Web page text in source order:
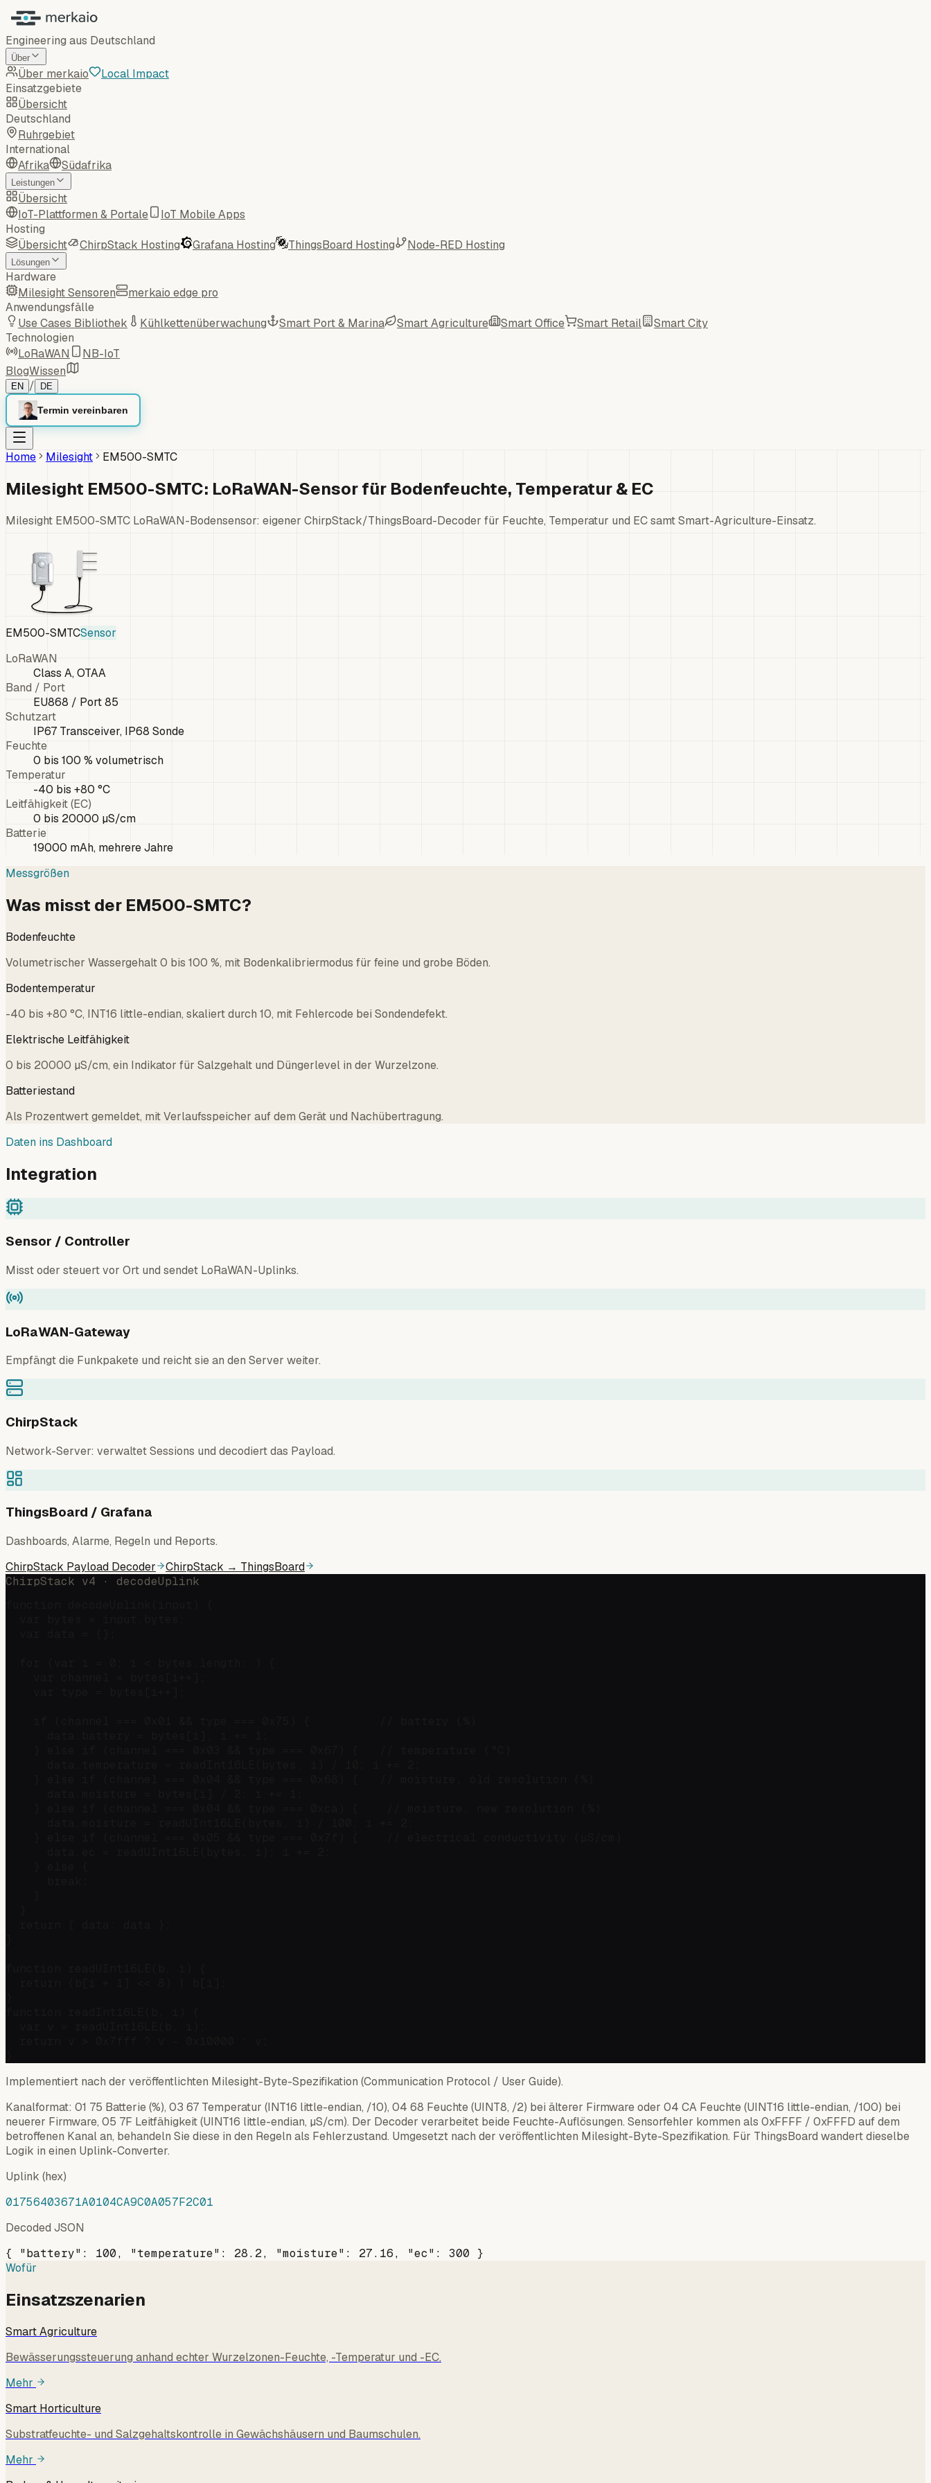
Engineering aus Deutschland
Über
Über merkaio
Local Impact
Einsatzgebiete
Übersicht
Deutschland
Ruhrgebiet
International
Afrika
Südafrika
Leistungen
Übersicht
IoT-Plattformen & Portale
IoT Mobile Apps
Hosting
Übersicht
ChirpStack Hosting Grafana Hosting ThingsBoard Hosting Node-RED Hosting
Lösungen
Hardware
Milesight Sensoren
merkaio edge pro
Anwendungsfälle
Use Cases Bibliothek
Kühlkettenüberwachung Smart Port & Marina Smart Agriculture Smart Office Smart Retail
Smart City
Technologien
LoRaWAN
NB-IoT
BlogWissen
EN / DE
Termin vereinbaren
Home Milesight EM500-SMTC
Milesight EM500-SMTC: LoRaWAN-Sensor für Bodenfeuchte, Temperatur & EC
Milesight EM500-SMTC LoRaWAN-Bodensensor: eigener ChirpStack/ThingsBoard-Decoder für Feuchte, Temperatur und EC samt Smart-Agriculture-Einsatz.
EM500-SMTCSensor
LoRaWAN
Class A, OTAA
Band / Port
EU868 / Port 85
Schutzart
IP67 Transceiver, IP68 Sonde
Feuchte
0 bis 100 % volumetrisch
Temperatur
-40 bis +80 °C
Leitfähigkeit (EC)
0 bis 20000 µS/cm
Batterie
19000 mAh, mehrere Jahre
Messgrößen
Was misst der EM500-SMTC?
Bodenfeuchte
Volumetrischer Wassergehalt 0 bis 100 %, mit Bodenkalibriermodus für feine und grobe Böden.
Bodentemperatur
-40 bis +80 °C, INT16 little-endian, skaliert durch 10, mit Fehlercode bei Sondendefekt.
Elektrische Leitfähigkeit
0 bis 20000 µS/cm, ein Indikator für Salzgehalt und Düngerlevel in der Wurzelzone.
Batteriestand
Als Prozentwert gemeldet, mit Verlaufsspeicher auf dem Gerät und Nachübertragung.
Daten ins Dashboard
Integration
Sensor / Controller
Misst oder steuert vor Ort und sendet LoRaWAN-Uplinks.
LoRaWAN-Gateway
Empfängt die Funkpakete und reicht sie an den Server weiter.
ChirpStack
Network-Server: verwaltet Sessions und decodiert das Payload.
ThingsBoard / Grafana
Dashboards, Alarme, Regeln und Reports.
ChirpStack Payload Decoder
ChirpStack → ThingsBoard
ChirpStack v4 · decodeUplink
Implementiert nach der veröffentlichten Milesight-Byte-Spezifikation (Communication Protocol / User Guide).
Kanalformat: 01 75 Batterie (%), 03 67 Temperatur (INT16 little-endian, /10), 04 68 Feuchte (UINT8, /2) bei älterer Firmware oder 04 CA Feuchte (UINT16 little-endian, /100) bei
neuerer Firmware, 05 7F Leitfähigkeit (UINT16 little-endian, µS/cm). Der Decoder verarbeitet beide Feuchte-Auflösungen. Sensorfehler kommen als 0xFFFF / 0xFFFD auf dem
betroffenen Kanal an, behandeln Sie diese in den Regeln als Fehlerzustand. Umgesetzt nach der veröffentlichten Milesight-Byte-Spezifikation. Für ThingsBoard wandert dieselbe
Logik in einen Uplink-Converter.
Uplink (hex)
01756403671A0104CA9C0A057F2C01
Decoded JSON
{ "battery": 100, "temperature": 28.2, "moisture": 27.16, "ec": 300 }
Wofür
Einsatzszenarien
Smart Agriculture
Bewässerungssteuerung anhand echter Wurzelzonen-Feuchte, -Temperatur und -EC.
Mehr
Smart Horticulture
Substratfeuchte- und Salzgehaltskontrolle in Gewächshäusern und Baumschulen.
Mehr